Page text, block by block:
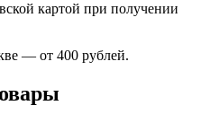
картой при получении
— от 400 рублей.